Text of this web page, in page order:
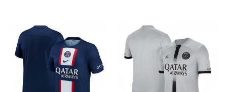
ADD TO WISHLIST
Camiseta Stadium De La 1ª
Equipación Del Psg 2022-
23 - Mujer